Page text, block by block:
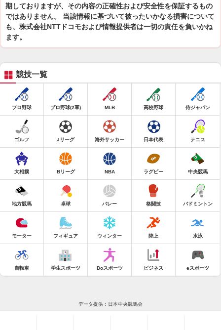
期しておりますが、その内容の正確性および安全性を保証するもの
ではありません。 当該情報に基づいて被ったいかなる損害について
も、株式会社NTTドコモおよび情報提供者は一切の責任を負いかね
ます。
競技一覧
プロ野球 プロ野球(2軍) MLB 高校野球 侍ジャパン
ゴルフ Jリーグ 海外サッカー 日本代表 テニス
大相撲 Bリーグ NBA ラグビー 中央競馬
地方競馬 卓球 バレー 格闘技 バドミントン
モーター フィギュア ウィンター 陸上 水泳
自転車 学生スポーツ Doスポーツ ビジネス eスポーツ
データ提供：日本中央競馬会